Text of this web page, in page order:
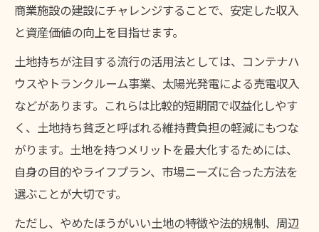
商業施設の建設にチャレンジすることで、安定した収入
と資産価値の向上を目指せます。
土地持ちが注目する流行の活用法としては、コンテナハ
ウスやトランクルーム事業、太陽光発電による売電収入
などがあります。これらは比較的短期間で収益化しやす
く、土地持ち貧乏と呼ばれる維持費負担の軽減にもつな
がります。土地を持つメリットを最大化するためには、
自身の目的やライフプラン、市場ニーズに合った方法を
選ぶことが大切です。
ただし、やめたほうがいい土地の特徴や法的規制、周辺